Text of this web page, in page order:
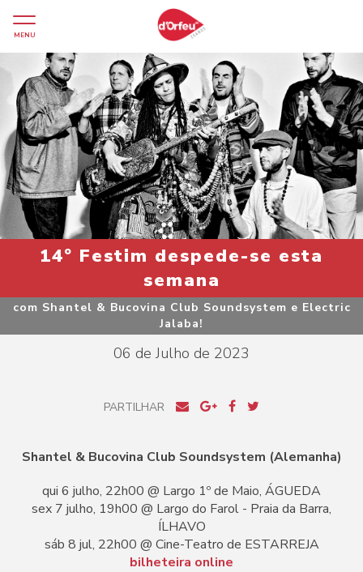
MENU
14º Festim despede-se esta
semana
com Shantel & Bucovina Club Soundsystem e Electric
Jalaba!
06 de Julho de 2023
PARTILHAR
Shantel & Bucovina Club Soundsystem (Alemanha)
qui 6 julho, 22h00 @ Largo 1º de Maio, ÁGUEDA
sex 7 julho, 19h00 @ Largo do Farol - Praia da Barra,
ÍLHAVO
sáb 8 jul, 22h00 @ Cine-Teatro de ESTARREJA
bilheteira online